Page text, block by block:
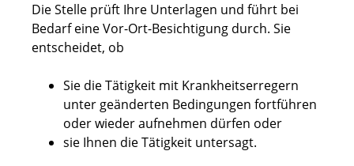
Die Stelle prüft Ihre Unterlagen und führt bei
Bedarf eine Vor-Ort-Besichtigung durch. Sie
entscheidet, ob
Sie die Tätigkeit mit Krankheitserregern
unter geänderten Bedingungen fortführen
oder wieder aufnehmen dürfen oder
sie Ihnen die Tätigkeit untersagt.